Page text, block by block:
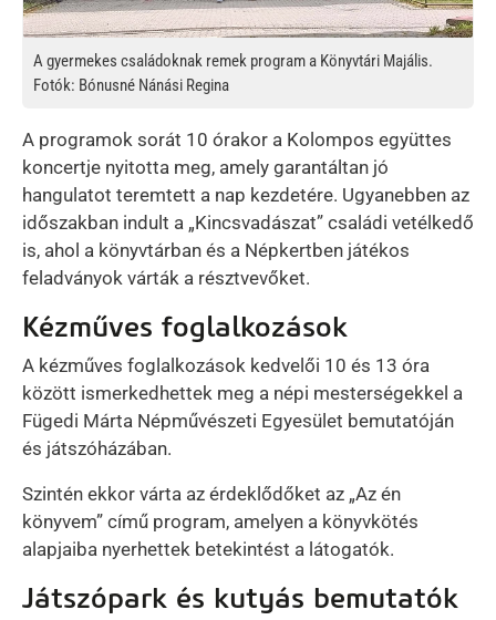
A gyermekes családoknak remek program a Könyvtári Majális.
Fotók: Bónusné Nánási Regina
A programok sorát 10 órakor a Kolompos együttes
koncertje nyitotta meg, amely garantáltan jó
hangulatot teremtett a nap kezdetére. Ugyanebben az
időszakban indult a „Kincsvadászat” családi vetélkedő
is, ahol a könyvtárban és a Népkertben játékos
feladványok várták a résztvevőket.
Kézműves foglalkozások
A kézműves foglalkozások kedvelői 10 és 13 óra
között ismerkedhettek meg a népi mesterségekkel a
Fügedi Márta Népművészeti Egyesület bemutatóján
és játszóházában.
Szintén ekkor várta az érdeklődőket az „Az én
könyvem” című program, amelyen a könyvkötés
alapjaiba nyerhettek betekintést a látogatók.
Játszópark és kutyás bemutatók